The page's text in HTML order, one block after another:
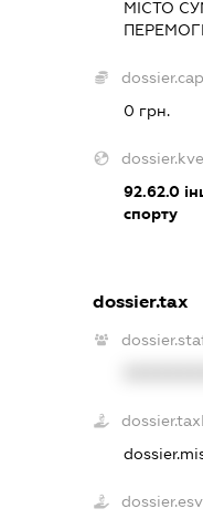
МІСТО
0 грн.
92.62.0
спорту
dossier.tax